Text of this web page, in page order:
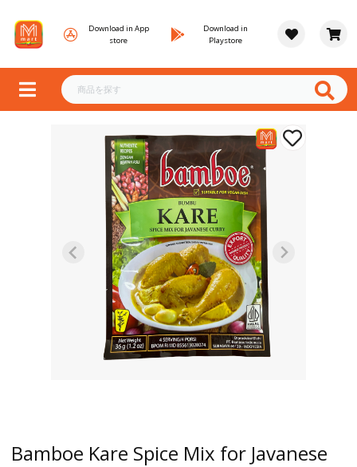
Download in App
store
Download in
Playstore
Bamboe Kare Spice Mix for Javanese